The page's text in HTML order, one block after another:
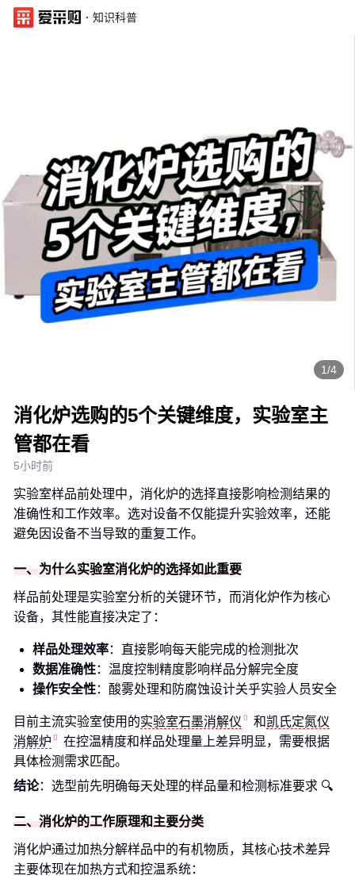
· 知识科普
1/4
消化炉选购的5个关键维度，实验室主
管都在看
5小时前
实验室样品前处理中，消化炉的选择直接影响检测结果的
准确性和工作效率。选对设备不仅能提升实验效率，还能
避免因设备不当导致的重复工作。
一、为什么实验室消化炉的选择如此重要
样品前处理是实验室分析的关键环节，而消化炉作为核心
设备，其性能直接决定了：
样品处理效率：直接影响每天能完成的检测批次
数据准确性：温度控制精度影响样品分解完全度
操作安全性：酸雾处理和防腐蚀设计关乎实验人员安全
目前主流实验室使用的实验室石墨消解仪 和凯氏定氮仪
消解炉
在控温精度和样品处理量上差异明显，需要根据
具体检测需求匹配。
结论：选型前先明确每天处理的样品量和检测标准要求 🔍
二、消化炉的工作原理和主要分类
消化炉通过加热分解样品中的有机物质，其核心技术差异
主要体现在加热方式和控温系统：